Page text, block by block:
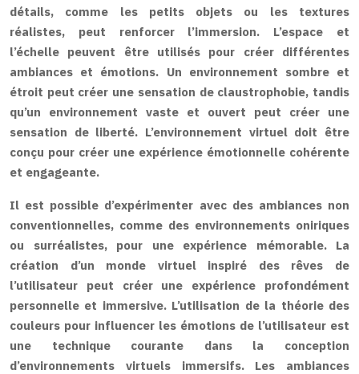
détails, comme les petits objets ou les textures
réalistes, peut renforcer l’immersion. L’espace et
l’échelle peuvent être utilisés pour créer différentes
ambiances et émotions. Un environnement sombre et
étroit peut créer une sensation de claustrophobie, tandis
qu’un environnement vaste et ouvert peut créer une
sensation de liberté. L’environnement virtuel doit être
conçu pour créer une expérience émotionnelle cohérente
et engageante.
Il est possible d’expérimenter avec des ambiances non
conventionnelles, comme des environnements oniriques
ou surréalistes, pour une expérience mémorable. La
création d’un monde virtuel inspiré des rêves de
l’utilisateur peut créer une expérience profondément
personnelle et immersive. L’utilisation de la théorie des
couleurs pour influencer les émotions de l’utilisateur est
une technique courante dans la conception
d’environnements virtuels immersifs. Les ambiances